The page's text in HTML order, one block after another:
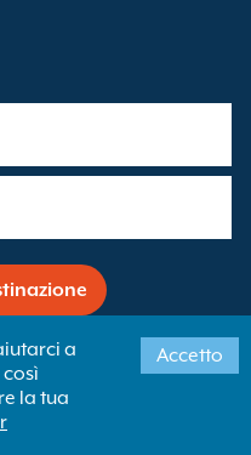
1399 Limited
registrati a Londra, Regno
britannico: 10094124.
a
la tua
Accetto